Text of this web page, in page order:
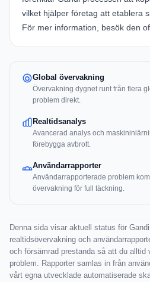
vilket hjälper företag att etablera
För mer information, besök den
Global övervakning
Övervakning dygnet runt från flera
problem direkt.
Realtidsanalys
Avancerad analys och
förebygga avbrott.
Användarrapporter
Användarrapporterade problem
övervakning för full täckning.
Denna sida visar aktuell status för
realtidsövervakning och
och försämrad prestanda så att du alltid
problem. Rapporter samlas in från
vårt egna utvecklade automatiserade